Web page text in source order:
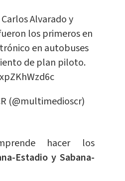
Alvarado y
los primeros en
en autobuses
de plan piloto.
(@multimedioscr)
hacer los
Estadio y Sabana-